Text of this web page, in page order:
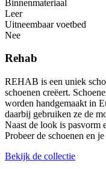
Binnenmateriaal
Leer
Uitneembaar voetbed
Nee
Rehab
REHAB is een uniek
schoenen creëert.
worden handgemaakt in
daarbij gebruiken ze de
Naast de look is pasvorm
Probeer de schoenen en
Bekijk de collectie